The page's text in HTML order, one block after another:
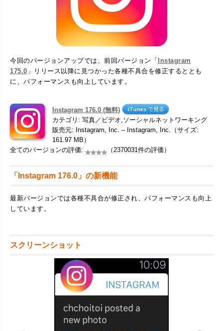
今回のバージョンアップでは、前回バージョン「Instagram
175.0 」リリース以降に見つかった各種不具合を修正するととも
に、パフォーマンスも向上しています。
Instagram 176.0 (無料)
カテゴリ: 写真／ビデオ,ソーシャルネットワーキング
販売元: Instagram, Inc. – Instagram, Inc.（サイズ:
161.97 MB）
全てのバージョンの評価:
（2370031件の評価）
「Instagram 176.0」の新機能
最新バージョンでは各種不具合が修正され、パフォーマンスも向上
しています。
スクリーンショット